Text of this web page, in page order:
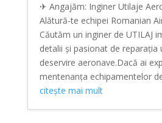
✈ Angajăm: Inginer Utilaje
Alătură-te echipei Romanian
Căutăm un inginer de UTILAJ
detalii și pasionat de reparația
deservire aeronave.Dacă ai
mentenanța echipamentelor
citește mai mult